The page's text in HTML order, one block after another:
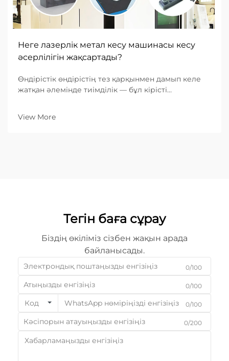
Неге лазерлік метал кесу машинасы кесу
әсерлілігін жақсартады?
Өндірістік өндірістің тез қарқынмен дамып келе
жатқан әлемінде тиімділік — бұл кірісті
лазерлі кесу машиналарына көшу ең...
View More
Тегін баға сұрау
Біздің өкіліміз сізбен жақын арада
байланысады.
0/100
0/100
Код 0/100
0/200